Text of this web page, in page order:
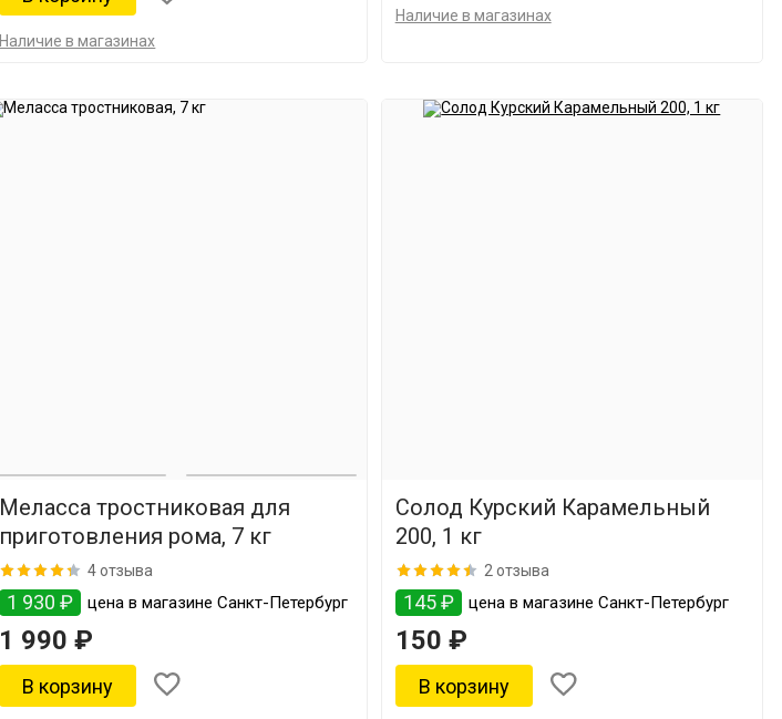
Наличие в магазинах
Наличие в магазинах
Меласса тростниковая для
приготовления рома, 7 кг
4 отзыва
1 930 ₽ цена в магазине Санкт-Петербург
1 990 ₽
Солод Курский Карамельный
200, 1 кг
2 отзыва
145 ₽ цена в магазине Санкт-Петербург
150 ₽